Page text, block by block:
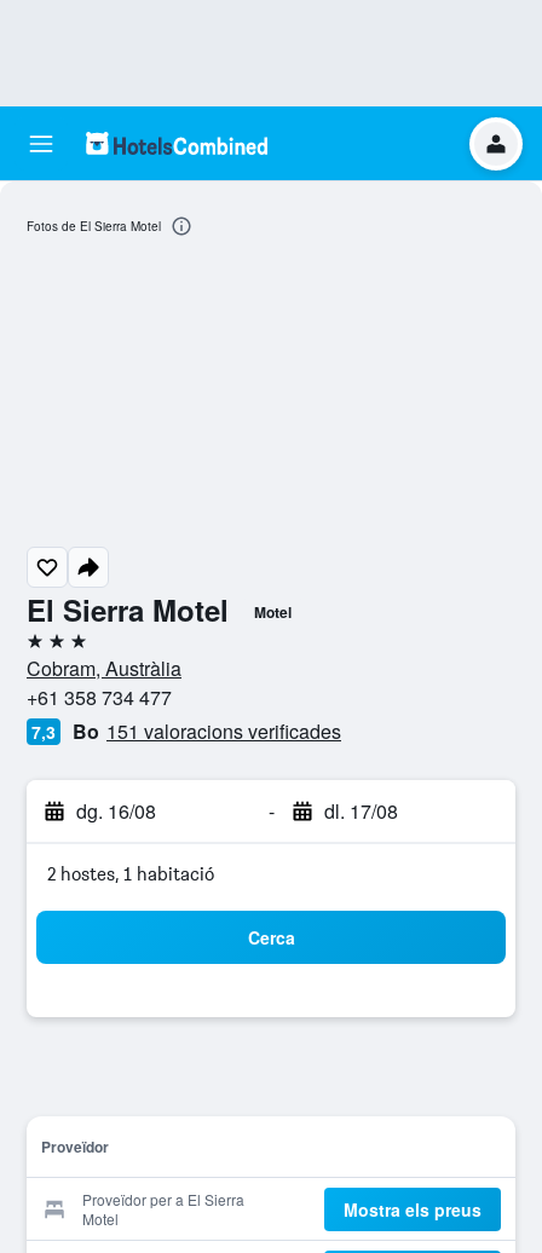
El Sierra Motel Motel
3 estrelles
Cobram, Austràlia
+61 358 734 477
7,3 Bo 151 valoracions verificades
dg. 16/08 - dl. 17/08
2 hostes, 1 habitació
Cerca
Proveïdor
Proveïdor per a El Sierra
Motel
Mostra els preus
Fotos de El Sierra Motel